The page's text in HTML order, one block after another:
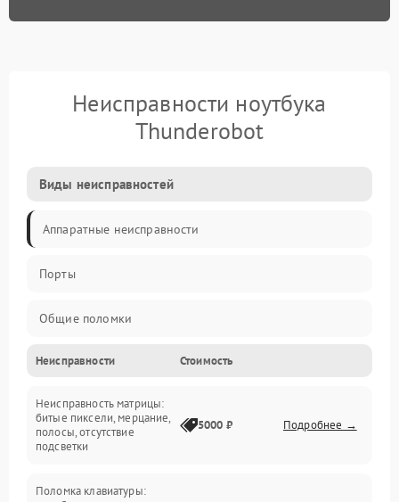
Неисправности ноутбука
Thunderobot
Виды неисправностей
Аппаратные неисправности
Порты
Общие поломки
Устройства
Программные ошибки
Электрические и системные сбои
Интерфейсные проблемы
Неисправности Стоимость
Неисправность матрицы:
битые пиксели, мерцание,
полосы, отсутствие
подсветки
5000 ₽ Подробнее →
Поломка клавиатуры: